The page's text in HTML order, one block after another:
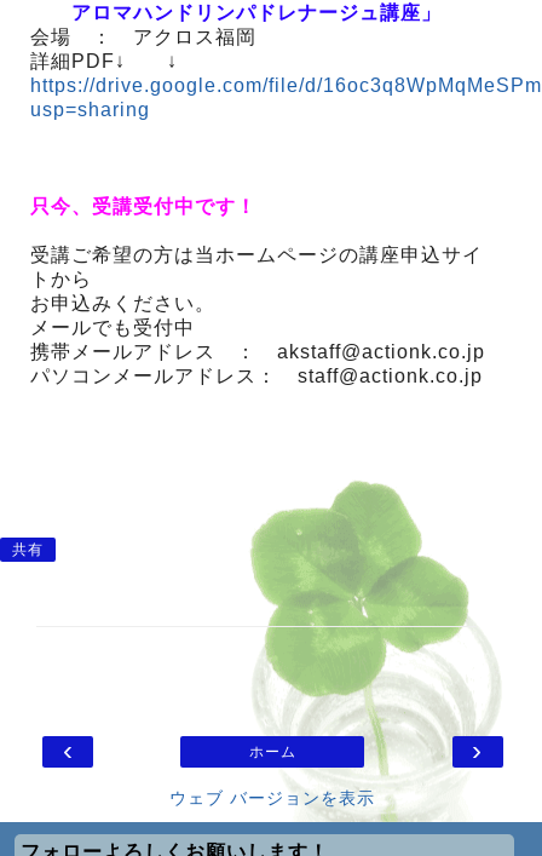
アロマハンドリンパドレナージュ講座」
会場 ： アクロス福岡
詳細PDF↓ ↓
https://drive.google.com/file/d/
usp=sharing
只今、受講受付中です！
受講ご希望の方は当ホームページの講座申込サイ
トから
お申込みください。
メールでも受付中
携帯メールアドレス ： akstaff@actionk.co.jp
パソコンメールアドレス： staff@actionk.co.jp
共有
‹ ›
ホーム
ウェブ バージョンを表示
フォローよろしくお願いします！